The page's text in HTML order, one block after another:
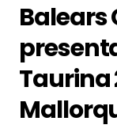
Balears
Taurina